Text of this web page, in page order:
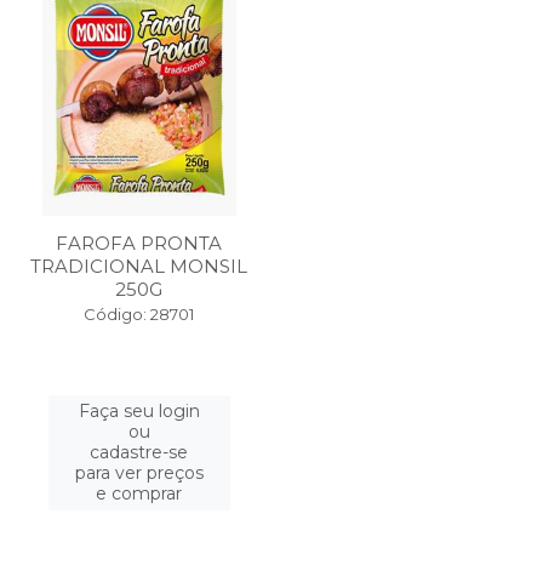
FAROFA PRONTA
TRADICIONAL MONSIL
250G
Código: 28701
Faça seu login
ou
cadastre-se
para ver preços
e comprar